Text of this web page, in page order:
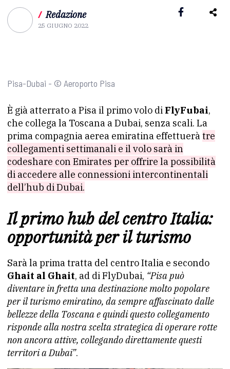
/ Redazione
25 GIUGNO 2022
Pisa-Dubai - © Aeroporto Pisa
È già atterrato a Pisa il primo volo di FlyFubai,
che collega la Toscana a Dubai, senza scali. La
prima compagnia aerea emiratina effettueràtre
collegamenti settimanali e il volo sarà in
codeshare con Emirates per offrire la possibilità
di accedere alle connessioni intercontinentali
dell’hub di Dubai.
Il primo hub del centro Italia:
opportunità per il turismo
Sarà la prima tratta del centro Italia e secondo
Ghait al Ghait, ad di FlyDubai, “Pisa può
diventare in fretta una destinazione molto popolare
per il turismo emiratino, da sempre affascinato dalle
bellezze della Toscana e quindi questo collegamento
risponde alla nostra scelta strategica di operare rotte
non ancora attive, collegando direttamente questi
territori a Dubai”.